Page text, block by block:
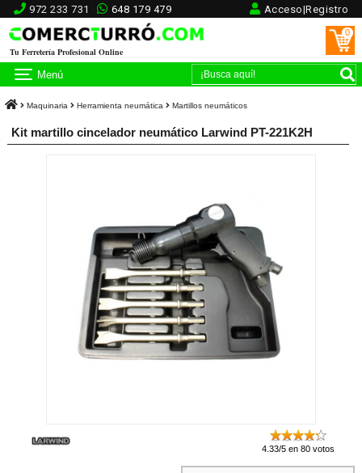
972 233 731 648 179 479 Acceso|Registro
Tu Ferretería Profesional Online
0
Menú
Maquinaria Herramienta neumática Martillos neumáticos
Kit martillo cincelador neumático Larwind PT-221K2H
4.33/5 en 80 votos